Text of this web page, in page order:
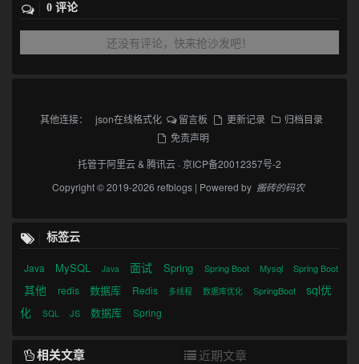
0 评论
还没有评论，快来抢沙发吧！
其他连接： json在线格式化 留言板 更新记录
归档目录
免责声明
托管于阿里云& 腾讯云 ·京ICP备20012357号-2
Copyright © 2019-2026 refblogs | Powered by 搬砖的码农
标签云
Java MySQL Java 面试 Spring Spring Boot Mysql Spring Boot
其他 redis 数据库 Redis 多线程 数据库优化 SpringBoot
sql优
化
SQL JS 数据库 Spring
相关文章 近期文章